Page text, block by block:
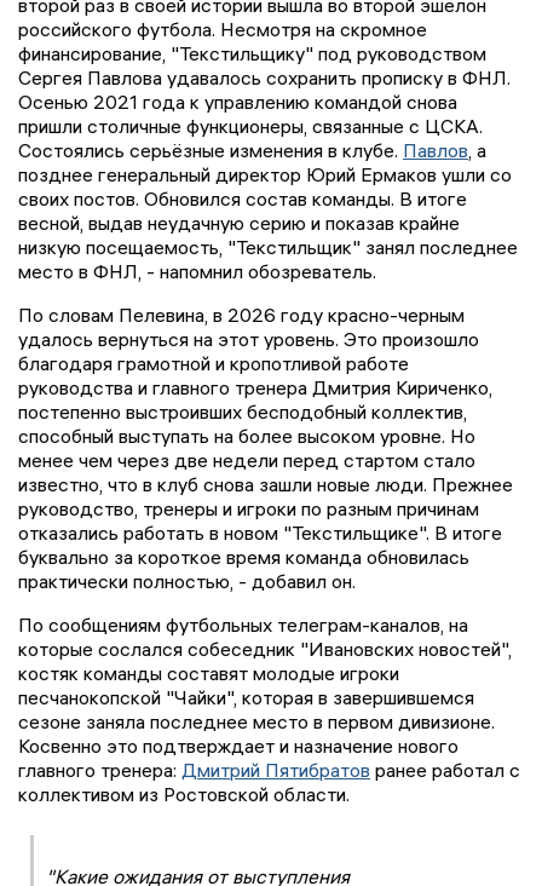
второй раз в своей истории вышла во второй эшелон
российского футбола. Несмотря на скромное
финансирование, "Текстильщику" под руководством
Сергея Павлова удавалось сохранить прописку в ФНЛ.
Осенью 2021 года к управлению командой снова
пришли столичные функционеры, связанные с ЦСКА.
Состоялись серьёзные изменения в клубе. Павлов, а
позднее генеральный директор Юрий Ермаков ушли со
своих постов. Обновился состав команды. В итоге
весной, выдав неудачную серию и показав крайне
низкую посещаемость, "Текстильщик" занял последнее
место в ФНЛ, - напомнил обозреватель.
По словам Пелевина, в 2026 году красно-черным
удалось вернуться на этот уровень. Это произошло
благодаря грамотной и кропотливой работе
руководства и главного тренера Дмитрия Кириченко,
постепенно выстроивших бесподобный коллектив,
способный выступать на более высоком уровне. Но
менее чем через две недели перед стартом стало
известно, что в клуб снова зашли новые люди. Прежнее
руководство, тренеры и игроки по разным причинам
отказались работать в новом "Текстильщике". В итоге
буквально за короткое время команда обновилась
практически полностью, - добавил он.
По сообщениям футбольных телеграм-каналов, на
которые сослался собеседник "Ивановских новостей",
костяк команды составят молодые игроки
песчанокопской "Чайки", которая в завершившемся
сезоне заняла последнее место в первом дивизионе.
Косвенно это подтверждает и назначение нового
главного тренера: Дмитрий Пятибратов ранее работал с
коллективом из Ростовской области.
"Какие ожидания от выступления